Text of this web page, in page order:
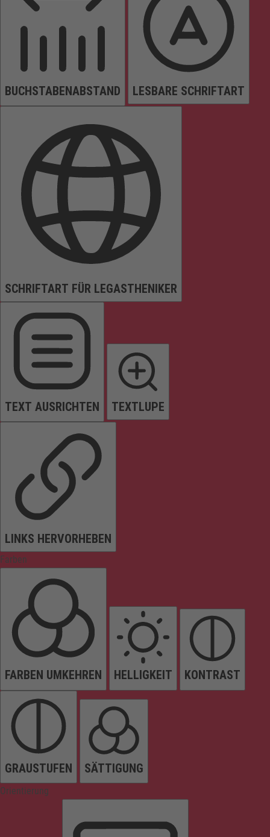
BUCHSTABENABSTAND LESBARE SCHRIFTART
SCHRIFTART FÜR LEGASTHENIKER
TEXT AUSRICHTEN TEXTLUPE
LINKS HERVORHEBEN
Farben
FARBEN UMKEHREN HELLIGKEIT KONTRAST
GRAUSTUFEN SÄTTIGUNG
Orientierung